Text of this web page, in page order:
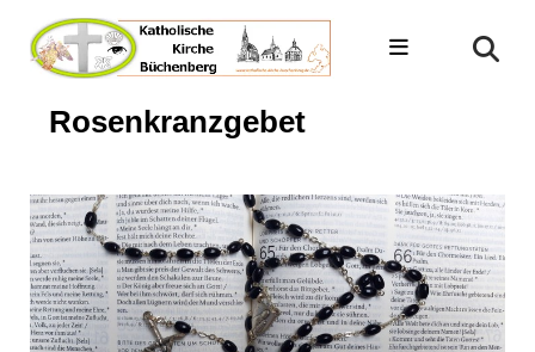
Rosenkranzgebet